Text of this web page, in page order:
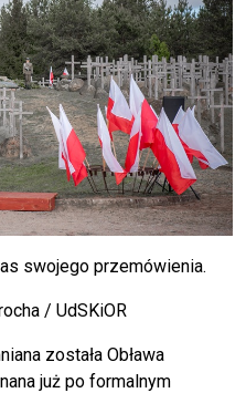
swojego przemówienia.
/ UdSKiOR
została Obława
już po formalnym